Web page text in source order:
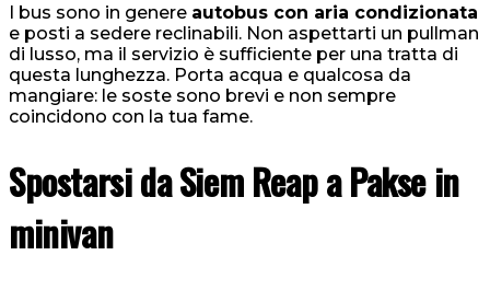
I bus sono in genere autobus con aria condizionata
e posti a sedere reclinabili. Non aspettarti un pullman
di lusso, ma il servizio è sufficiente per una tratta di
questa lunghezza. Porta acqua e qualcosa da
mangiare: le soste sono brevi e non sempre
coincidono con la tua fame.
Spostarsi da Siem Reap a Pakse in
minivan